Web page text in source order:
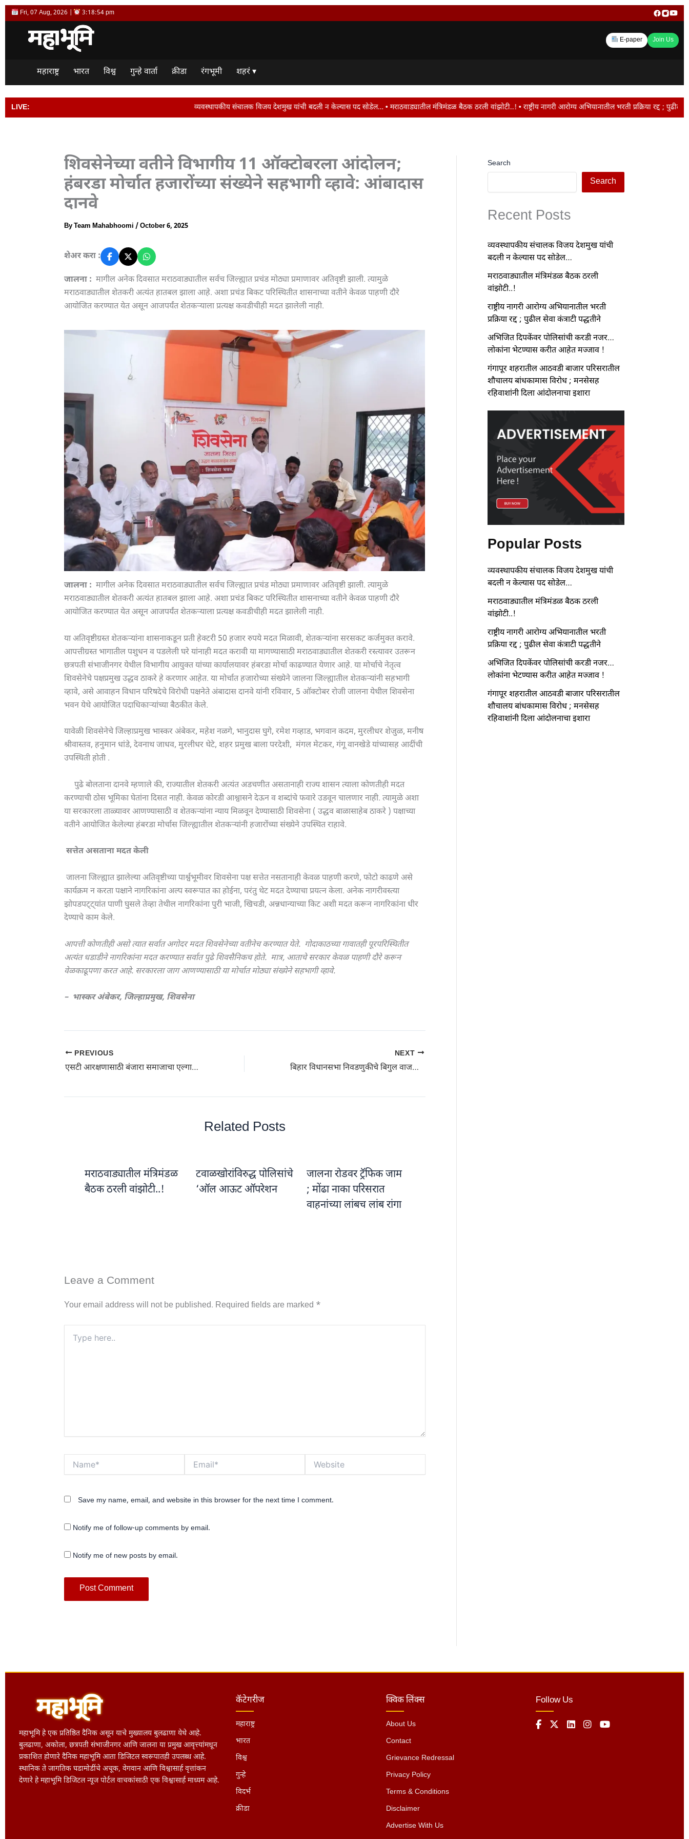
Skip
to
Fri, 07 Aug, 2026 | 3:18:55 pm
E-paper Join Us
महाराष्ट्र भारत विश्व गुन्हे वार्ता क्रीडा रंगभूमी शहरं ▾
LIVE: व्यवस्थापकीय संचालक विजय देशमुख यांची बदली न केल्यास पद सोडेल… • मराठवाड्यातील मंत्रिमंडळ बैठक ठरली वांझोटी..! • राष्ट्रीय नागरी आरोग्य अभियानातील भरती प्रक्रिया रद्द ; पुढील सेवा कंत्राटी पद्धतीने
शिवसेनेच्या वतीने विभागीय 11 ऑक्टोबरला आंदोलन;
हंबरडा मोर्चात हजारोंच्या संख्येने सहभागी व्हावे: आंबादास
दानवे
ByTeam Mahabhoomi /October 6, 2025
शेअर करा :
जालना : मागील अनेक दिवसात मराठवाड्यातील सर्वच जिल्ह्यात प्रचंड मोठ्या प्रमाणावर अतिवृष्टी झाली. त्यामुळे
मराठवाड्यातील शेतकरी अत्यंत हातबल झाला आहे. अशा प्रचंड बिकट परिस्थितीत शासनाच्या वतीने केवळ पाहणी दौरे
आयोजित करण्यात येत असून आजपर्यंत शेतकऱ्याला प्रत्यक्ष कवडीचीही मदत झालेली नाही.
जालना : मागील अनेक दिवसात मराठवाड्यातील सर्वच जिल्ह्यात प्रचंड मोठ्या प्रमाणावर अतिवृष्टी झाली. त्यामुळे
मराठवाड्यातील शेतकरी अत्यंत हातबल झाला आहे. अशा प्रचंड बिकट परिस्थितीत शासनाच्या वतीने केवळ पाहणी दौरे
आयोजित करण्यात येत असून आजपर्यंत शेतकऱ्याला प्रत्यक्ष कवडीचीही मदत झालेली नाही.
या अतिवृष्टीग्रस्त शेतकऱ्यांना शासनाकडून प्रती हेक्टरी 50 हजार रुपये मदत मिळावी, शेतकऱ्यांना सरसकट कर्जमुक्त करावे.
आपत्तीग्रस्त भागातील पशुधन व पडलेली घरे यांनाही मदत करावी या मागण्यासाठी मराठवाड्यातील शेतकरी रस्त्यावर उतरून
छत्रपती संभाजीनगर येथील विभागीय आयुक्त यांच्या कार्यालयावर हंबरडा मोर्चा काढण्यात येणार आहे. या मोर्चाचे नेतृत्व
शिवसेनेचे पक्षप्रमुख उद्धव ठाकरे हे करणार आहेत. या मोर्चात हजारोच्या संख्येने जालना जिल्ह्यातील शेतकऱ्यांनी सहभागी
व्हावे, असे आवाहन विधान परिषदेचे विरोधी पक्षनेते अंबादास दानवे यांनी रविवार, 5 ऑक्टोबर रोजी जालना येथील शिवसेना
भवन येथे आयोजित पदाधिकाऱ्यांच्या बैठकीत केले.
यावेळी शिवसेनेचे जिल्हाप्रमुख भास्कर अंबेकर, महेश नळगे, भानुदास घुगे, रमेश गव्हाड, भगवान कदम, मुरलीधर शेजुळ, मनीष
श्रीवास्तव, हनुमान धांडे, देवनाथ जाधव, मुरलीधर थेटे, शहर प्रमुख बाला परदेशी, मंगल मेटकर, गंगू वानखेडे यांच्यासह आदींची
उपस्थिती होती .
पुढे बोलताना दानवे म्हणाले की, राज्यातील शेतकरी अत्यंत अडचणीत असतानाही राज्य शासन त्याला कोणतीही मदत
करण्याची ठोस भूमिका घेतांना दिसत नाही. केवळ कोरडी आश्वासने देऊन व शब्दांचे फवारे उडवून चालणार नाही. त्यामुळे अशा
या सरकारला ताळ्यावर आणण्यासाठी व शेतकऱ्यांना न्याय मिळवून देण्यासाठी शिवसेना ( उद्धव बाळासाहेब ठाकरे ) पक्षाच्या
वतीने आयोजित केलेल्या हंबरडा मोर्चास जिल्ह्यातील शेतकऱ्यांनी हजारोंच्या संख्येने उपस्थित राहावे.
सत्तेत असताना मदत केली
जालना जिल्ह्यात झालेल्या अतिवृष्टीच्या पार्श्वभूमीवर शिवसेना पक्ष सत्तेत नसतानाही केवळ पाहणी करणे, फोटो काढणे असे
कार्यक्रम न करता पक्षाने नागरिकांना अल्प स्वरूपात का होईना, परंतु थेट मदत देण्याचा प्रयत्न केला. अनेक नागरीवस्त्या
झोपडपट्ट्यांत पाणी घुसले तेव्हा तेथील नागरिकांना पुरी भाजी, खिचडी, अन्नधान्याच्या किट अशी मदत करून नागरिकांना धीर
देण्याचे काम केले.
आपत्ती कोणतीही असो त्यात सर्वात अगोदर मदत शिवसेनेच्या वतीनेच करण्यात येते. गोदाकाठच्या गावातही पूरपरिस्थितीत
अत्यंत धडाडीने नागरिकांना मदत करण्यात सर्वात पुढे शिवसैनिकच होते. मात्र, आताचे सरकार केवळ पाहणी दौरे करून
वेळकाढूपणा करत आहे. सरकारला जाग आणण्यासाठी या मोर्चात मोठ्या संख्येने सहभागी व्हावे.
– भास्कर अंबेकर, जिल्हाप्रमुख, शिवसेना
PREVIOUS
एसटी आरक्षणासाठी बंजारा समाजाचा एल्गार; जिल्हाधिकारी कार्यालयावर धडकला मोर्चा
NEXT
बिहार विधानसभा निवडणुकीचे बिगुल वाजले: दोन टप्‍प्‍यात होणार निवडणूक; १४ नोव्‍हेंबर रोजी निकाल
Related Posts
मराठवाड्यातील मंत्रिमंडळ
बैठक ठरली वांझोटी..!
टवाळखोरांविरुद्ध पोलिसांचे
‘ऑल आऊट ऑपरेशन
जालना रोडवर ट्रॅफिक जाम
; मोंढा नाका परिसरात
वाहनांच्या लांबच लांब रांगा
Leave a Comment
Your email address will not be published. Required fields are marked *
here..
Save my name, email, and website in this browser for the next time I comment.
Notify me of follow-up comments by email.
Notify me of new posts by email.
Search
Search
Recent Posts
व्यवस्थापकीय संचालक विजय देशमुख यांची
बदली न केल्यास पद सोडेल…
मराठवाड्यातील मंत्रिमंडळ बैठक ठरली
वांझोटी..!
राष्ट्रीय नागरी आरोग्य अभियानातील भरती
प्रक्रिया रद्द ; पुढील सेवा कंत्राटी पद्धतीने
अभिजित दिपकेंवर पोलिसांची करडी नजर…
लोकांना भेटण्यास करीत आहेत मज्जाव !
गंगापूर शहरातील आठवडी बाजार परिसरातील
शौचालय बांधकामास विरोध ; मनसेसह
रहिवाशांनी दिला आंदोलनाचा इशारा
Popular Posts
व्यवस्थापकीय संचालक विजय देशमुख यांची
बदली न केल्यास पद सोडेल…
मराठवाड्यातील मंत्रिमंडळ बैठक ठरली
वांझोटी..!
राष्ट्रीय नागरी आरोग्य अभियानातील भरती
प्रक्रिया रद्द ; पुढील सेवा कंत्राटी पद्धतीने
अभिजित दिपकेंवर पोलिसांची करडी नजर…
लोकांना भेटण्यास करीत आहेत मज्जाव !
गंगापूर शहरातील आठवडी बाजार परिसरातील
शौचालय बांधकामास विरोध ; मनसेसह
रहिवाशांनी दिला आंदोलनाचा इशारा
महाभूमि हे एक प्रतिष्ठित दैनिक असून याचे मुख्यालय बुलढाणा येथे आहे.
बुलढाणा, अकोला, छत्रपती संभाजीनगर आणि जालना या प्रमुख आवृत्त्यांमधून
प्रकाशित होणारे दैनिक महाभूमि आता डिजिटल स्वरूपातही उपलब्ध आहे.
स्थानिक ते जागतिक घडामोडींचे अचूक, वेगवान आणि विश्वासार्ह वृत्तांकन
देणारे हे महाभूमि डिजिटल न्यूज पोर्टल वाचकांसाठी एक विश्वासार्ह माध्यम आहे.
कॅटेगरीज
महाराष्ट्र
भारत
विश्व
गुन्हे
विदर्भ
क्रीडा
क्विक लिंक्स
About Us
Contact
Grievance Redressal
Privacy Policy
Terms & Conditions
Disclaimer
Advertise With Us
Follow Us